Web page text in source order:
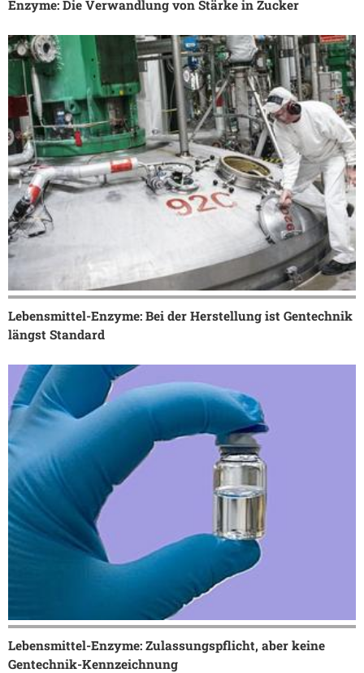
Enzyme: Die Verwandlung von Stärke in Zucker
Lebensmittel-Enzyme: Bei der Herstellung ist Gentechnik
längst Standard
Lebensmittel-Enzyme: Zulassungspflicht, aber keine
Gentechnik-Kennzeichnung